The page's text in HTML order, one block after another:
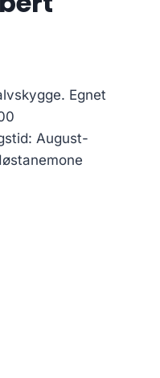
Egnet
August-